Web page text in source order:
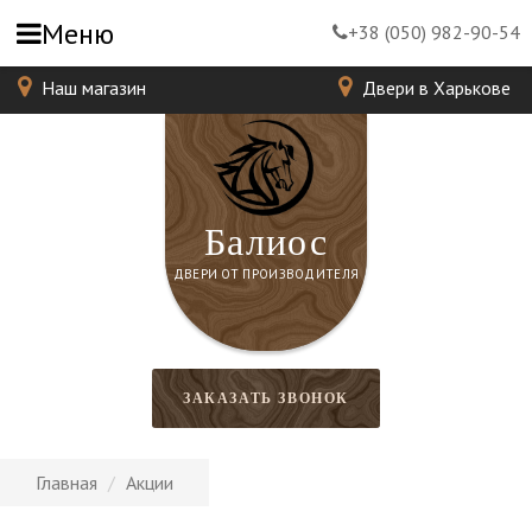
Балиос
ДВЕРИ ОТ ПРОИЗВОДИТЕЛЯ
Наш магазин Двери в Харькове
ЗАКАЗАТЬ ЗВОНОК
Главная Акции
Меню +38 (050) 982-90-54